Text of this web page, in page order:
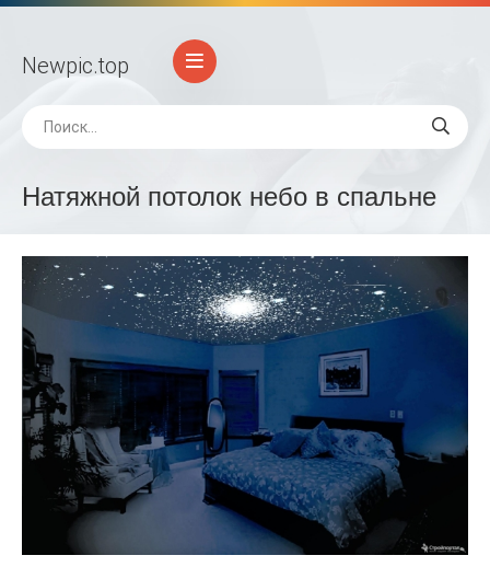
Newpic.top
Натяжной потолок небо в спальне